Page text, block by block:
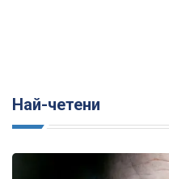
Най-четени